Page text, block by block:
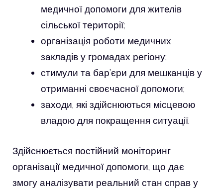
медичної допомоги для жителів
сільської території;
організація роботи медичних
закладів у громадах регіону;
стимули та бар’єри для мешканців у
отриманні своєчасної допомоги;
заходи, які здійснюються місцевою
владою для покращення ситуації.
Здійснюється постійний моніторинг
організації медичної допомоги, що дає
змогу аналізувати реальний стан справ у